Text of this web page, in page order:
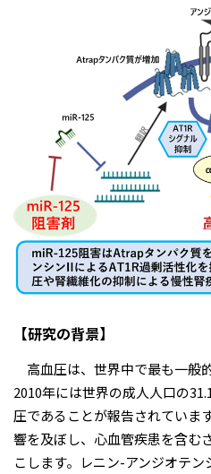
【研究の背景】
高血圧は、世界中で最も一般
2010年には世界の成人人口の
圧であることが報告されていま
響を及ぼし、心血管疾患を含む
こします。レニン-アンジオテ